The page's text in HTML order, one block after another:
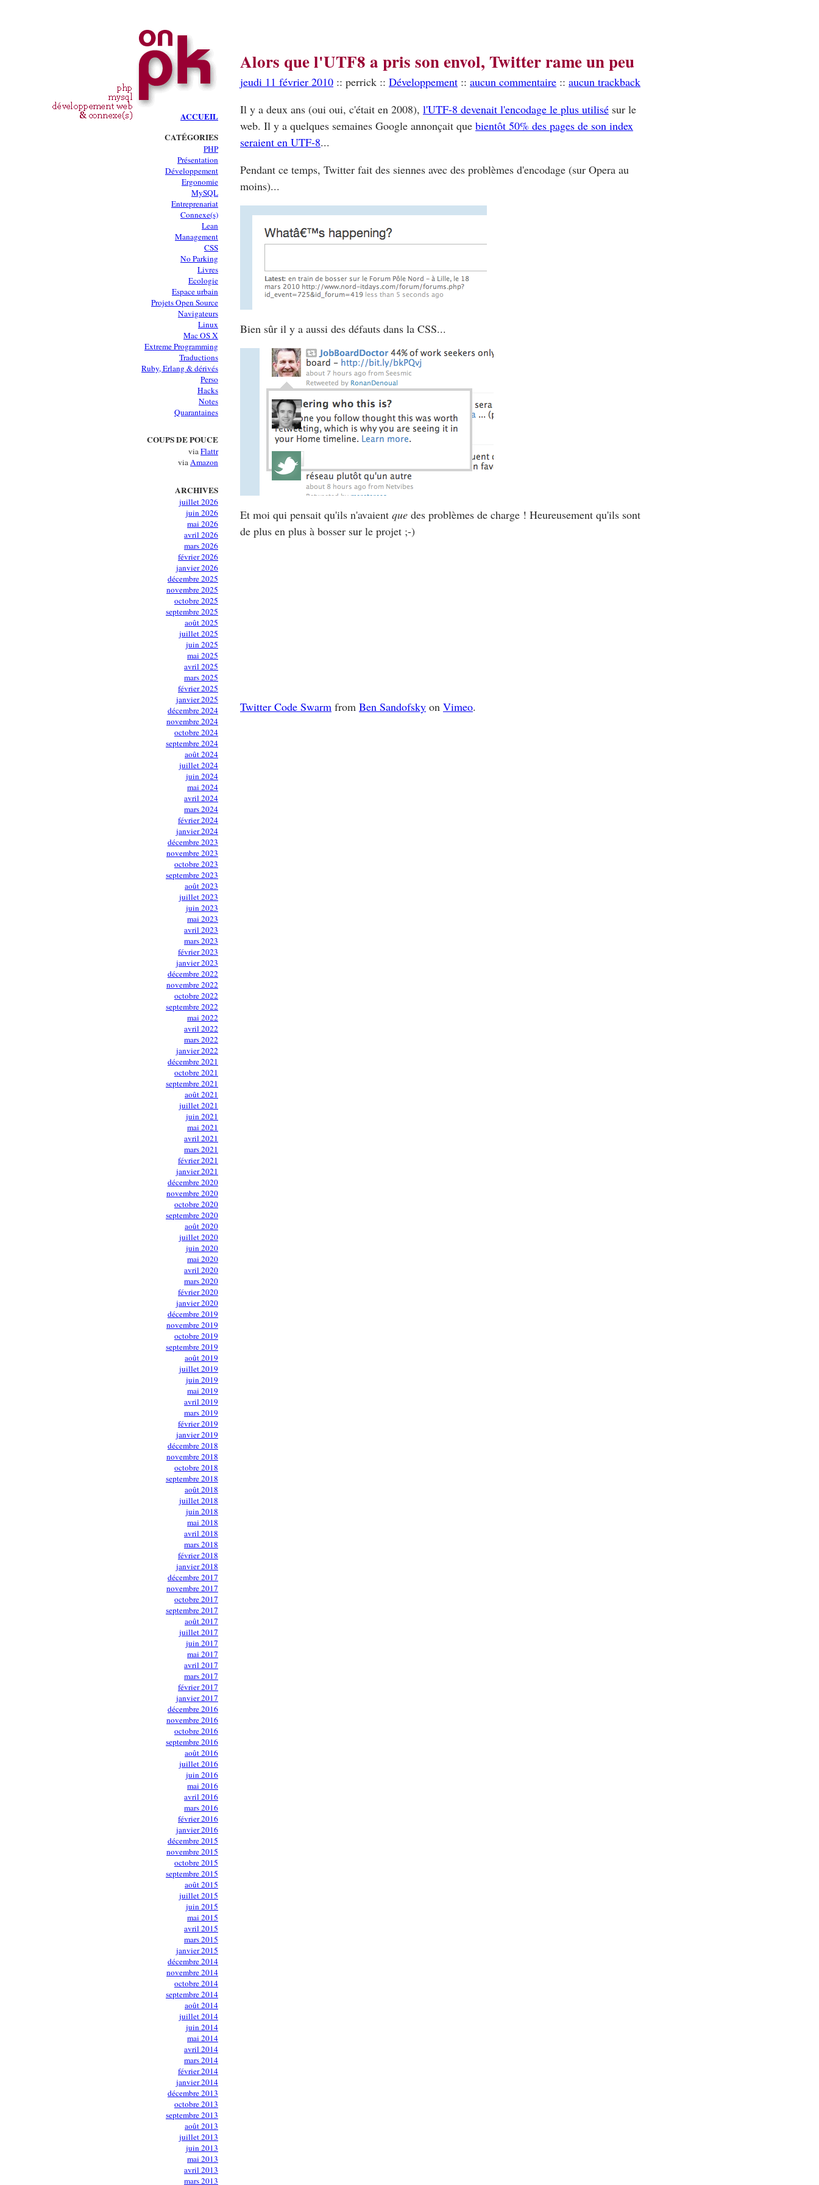
ACCUEIL
CATÉGORIES
PHP
Présentation
Développement
Ergonomie
MySQL
Entreprenariat
Connexe(s)
Lean
Management
CSS
No Parking
Livres
Ecologie
Espace urbain
Projets Open Source
Navigateurs
Linux
Mac OS X
Extreme Programming
Traductions
Ruby, Erlang & dérivés
Perso
Hacks
Notes
Quarantaines
COUPS DE POUCE
viaFlattr
viaAmazon
ARCHIVES
juillet 2026
juin 2026
mai 2026
avril 2026
mars 2026
février 2026
janvier 2026
décembre 2025
novembre 2025
octobre 2025
septembre 2025
août 2025
juillet 2025
juin 2025
mai 2025
avril 2025
mars 2025
février 2025
janvier 2025
décembre 2024
novembre 2024
octobre 2024
septembre 2024
août 2024
juillet 2024
juin 2024
mai 2024
avril 2024
mars 2024
février 2024
janvier 2024
décembre 2023
novembre 2023
octobre 2023
septembre 2023
août 2023
juillet 2023
juin 2023
mai 2023
avril 2023
mars 2023
février 2023
janvier 2023
décembre 2022
novembre 2022
octobre 2022
septembre 2022
mai 2022
avril 2022
mars 2022
janvier 2022
décembre 2021
octobre 2021
septembre 2021
août 2021
juillet 2021
juin 2021
mai 2021
avril 2021
mars 2021
février 2021
janvier 2021
décembre 2020
novembre 2020
octobre 2020
septembre 2020
août 2020
juillet 2020
juin 2020
mai 2020
avril 2020
mars 2020
février 2020
janvier 2020
décembre 2019
novembre 2019
octobre 2019
septembre 2019
août 2019
juillet 2019
juin 2019
mai 2019
avril 2019
mars 2019
février 2019
janvier 2019
décembre 2018
novembre 2018
octobre 2018
septembre 2018
août 2018
juillet 2018
juin 2018
mai 2018
avril 2018
mars 2018
février 2018
janvier 2018
décembre 2017
novembre 2017
octobre 2017
septembre 2017
août 2017
juillet 2017
juin 2017
mai 2017
avril 2017
mars 2017
février 2017
janvier 2017
décembre 2016
novembre 2016
octobre 2016
septembre 2016
août 2016
juillet 2016
juin 2016
mai 2016
avril 2016
mars 2016
février 2016
janvier 2016
décembre 2015
novembre 2015
octobre 2015
septembre 2015
août 2015
juillet 2015
juin 2015
mai 2015
avril 2015
mars 2015
janvier 2015
décembre 2014
novembre 2014
octobre 2014
septembre 2014
août 2014
juillet 2014
juin 2014
mai 2014
avril 2014
mars 2014
février 2014
janvier 2014
décembre 2013
octobre 2013
septembre 2013
août 2013
juillet 2013
juin 2013
mai 2013
avril 2013
mars 2013
Alors que l'UTF8 a pris son envol, Twitter rame un peu
jeudi 11 février 2010 :: perrick :: Développement :: aucun commentaire :: aucun trackback
Il y a deux ans (oui oui, c'était en 2008), l'UTF-8 devenait l'encodage le plus utilisé sur le
web. Il y a quelques semaines Google annonçait que bientôt 50% des pages de son index
seraient en UTF-8...
Pendant ce temps, Twitter fait des siennes avec des problèmes d'encodage (sur Opera au
moins)...
Bien sûr il y a aussi des défauts dans la CSS...
Et moi qui pensait qu'ils n'avaient que des problèmes de charge ! Heureusement qu'ils sont
de plus en plus à bosser sur le projet ;-)
Twitter Code Swarm from Ben Sandofsky on Vimeo.